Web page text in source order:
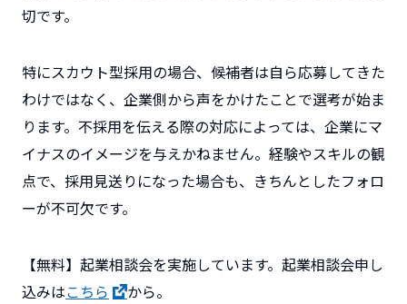
切です。
特にスカウト型採用の場合、候補者は自ら応募してきた
わけではなく、企業側から声をかけたことで選考が始ま
ります。不採用を伝える際の対応によっては、企業にマ
イナスのイメージを与えかねません。経験やスキルの観
点で、採用見送りになった場合も、きちんとしたフォロ
ーが不可欠です。
【無料】起業相談会を実施しています。起業相談会申し
込みはこちら から。